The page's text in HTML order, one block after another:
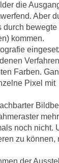
die
Aber
kommen.
Farben.
Pixel mit
noch nicht.
zu können,